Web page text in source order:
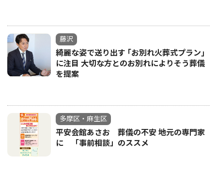
藤沢
綺麗な姿で送り出す ｢お別れ火葬式プラン｣
に注目 大切な方とのお別れによりそう葬儀
を提案
多摩区・麻生区
平安会館あさお 葬儀の不安 地元の専門家
に 「事前相談」のススメ